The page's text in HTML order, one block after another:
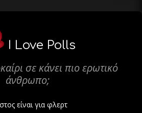
I Love Polls
σε κάνει πιο ερωτικό
άνθρωπο;
είναι για φλερτ